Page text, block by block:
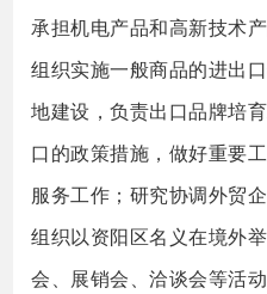
承担机电产品和高新技术
组织实施一般商品的进出
地建设，负责出口品牌培
口的政策措施，做好重要
服务工作；研究协调外贸
组织以资阳区名义在境外
会、展销会、洽谈会等活